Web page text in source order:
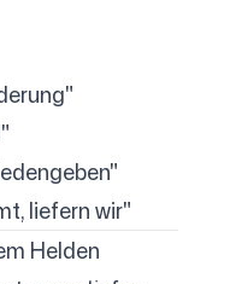
liefern wir"
Helden